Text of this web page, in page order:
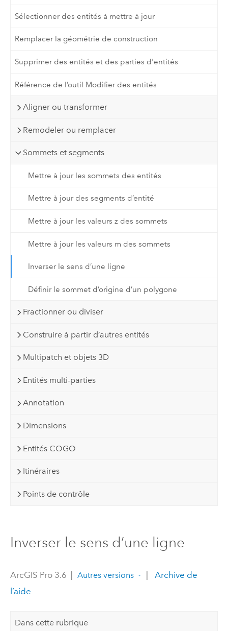
Sélectionner des entités à mettre à jour
Remplacer la géométrie de construction
Supprimer des entités et des parties d'entités
Référence de l’outil Modifier des entités
Aligner ou transformer
Remodeler ou remplacer
Sommets et segments
Mettre à jour les sommets des entités
Mettre à jour des segments d’entité
Mettre à jour les valeurs z des sommets
Mettre à jour les valeurs m des sommets
Inverser le sens d’une ligne
Définir le sommet d’origine d’un polygone
Fractionner ou diviser
Construire à partir d’autres entités
Multipatch et objets 3D
Entités multi-parties
Annotation
Dimensions
Entités COGO
Itinéraires
Points de contrôle
Inverser le sens d’une ligne
ArcGIS Pro 3.6 | Autres versions |
Archive de
l’aide
Dans cette rubrique